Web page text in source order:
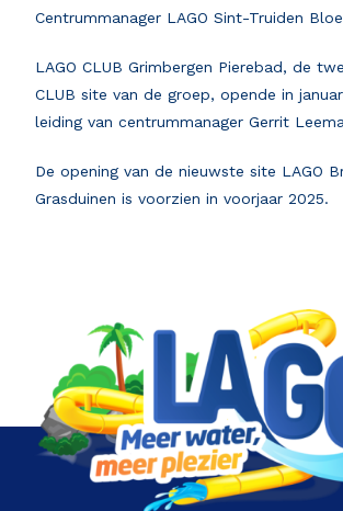
Centrummanager LAGO Sint-Truiden
LAGO CLUB Grimbergen Pierebad, de
CLUB site van de groep, opende in
leiding van centrummanager Gerrit
De opening van de nieuwste site LAGO
Grasduinen is voorzien in voorjaar 2025.